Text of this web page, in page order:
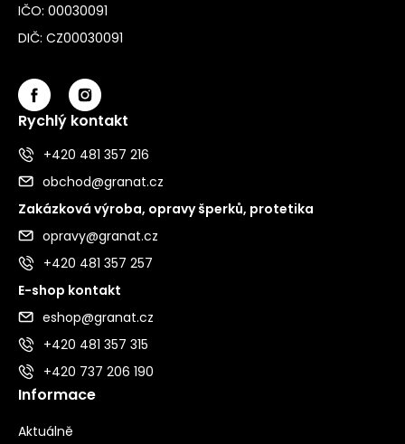
IČO: 00030091
DIČ: CZ00030091
Rychlý kontakt
+420 481 357 216
obchod@granat.cz
Zakázková výroba, opravy šperků, protetika
opravy@granat.cz
+420 481 357 257
E-shop kontakt
eshop@granat.cz
+420 481 357 315
+420 737 206 190
Informace
Aktuálně